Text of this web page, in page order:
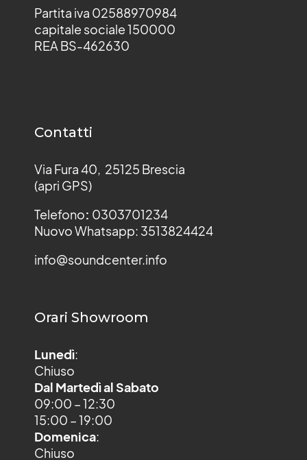
Partita iva 02588970984
capitale sociale 150000
REA BS-462630
Contatti
Via Fura 40, 25125 Brescia
(apri GPS)
Telefono: 0303701234
Nuovo Whatsapp: 3513824424
info@soundcenter.info
Orari Showroom
Lunedì:
Chiuso
Dal Martedì al Sabato
09:00 – 12:30
15:00 – 19:00
Domenica:
Chiuso